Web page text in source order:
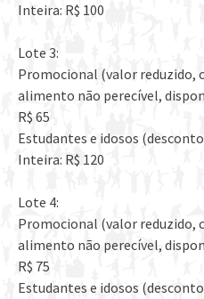
Inteira: R$ 100
Lote 3:
Promocional (valor reduzido,
alimento não perecível,
R$ 65
Estudantes e idosos (desconto
Inteira: R$ 120
Lote 4:
Promocional (valor reduzido,
alimento não perecível,
R$ 75
Estudantes e idosos (desconto